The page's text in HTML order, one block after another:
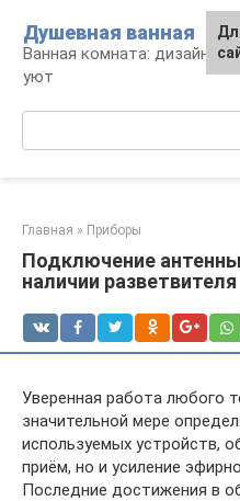
контенту
Душевная ванная
Ванная комната: дизайн,
уют
Главная » Приборы
Подключение
наличии разветвителя
Уверенная работа любого
значительной мере
используемых устройств,
приём, но и усиление
Последние достижения в